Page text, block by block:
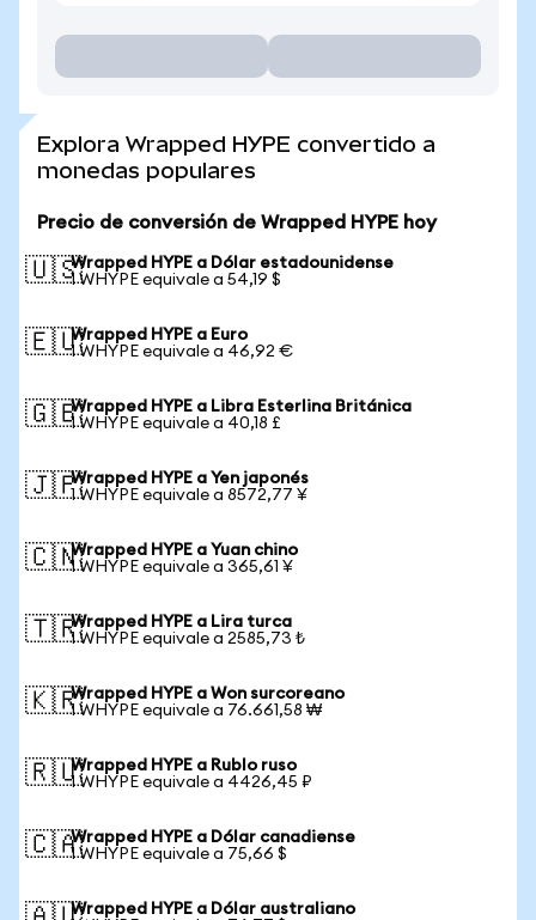
Explora Wrapped HYPE convertido a
monedas populares
Precio de conversión de Wrapped HYPE hoy
🇺🇸Wrapped HYPE a Dólar estadounidense
1 WHYPE equivale a 54,19 $
🇪🇺Wrapped HYPE a Euro
1 WHYPE equivale a 46,92 €
🇬🇧Wrapped HYPE a Libra Esterlina Británica
1 WHYPE equivale a 40,18 £
🇯🇵Wrapped HYPE a Yen japonés
1 WHYPE equivale a 8572,77 ¥
🇨🇳Wrapped HYPE a Yuan chino
1 WHYPE equivale a 365,61 ¥
🇹🇷Wrapped HYPE a Lira turca
1 WHYPE equivale a 2585,73 ₺
🇰🇷Wrapped HYPE a Won surcoreano
1 WHYPE equivale a 76.661,58 ₩
🇷🇺Wrapped HYPE a Rublo ruso
1 WHYPE equivale a 4426,45 ₽
🇨🇦Wrapped HYPE a Dólar canadiense
1 WHYPE equivale a 75,66 $
Wrapped HYPE a Dólar australiano